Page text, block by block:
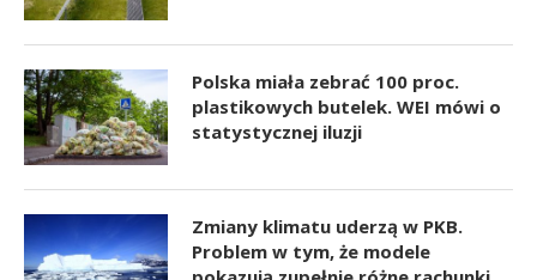
Polska miała zebrać 100 proc.
plastikowych butelek. WEI mówi o
statystycznej iluzji
Zmiany klimatu uderzą w PKB.
Problem w tym, że modele